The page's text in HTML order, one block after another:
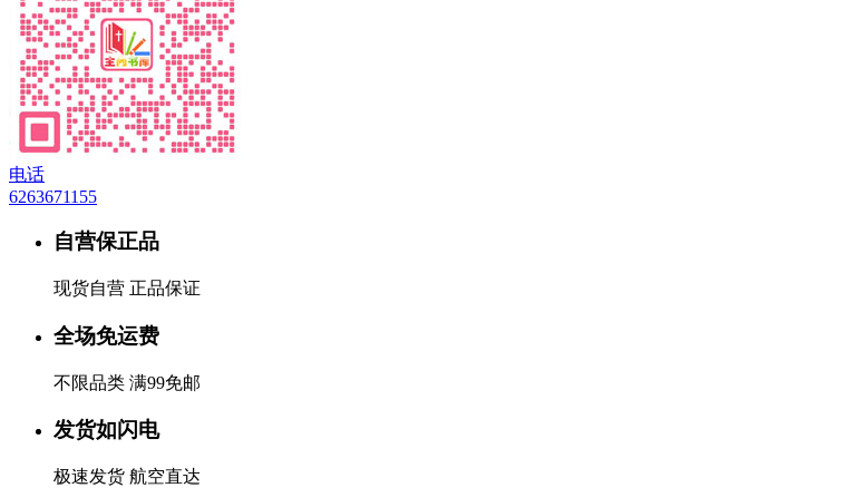
电话
6263671155
自营保正品
现货自营 正品保证
全场免运费
不限品类 满99免邮
发货如闪电
极速发货 航空直达